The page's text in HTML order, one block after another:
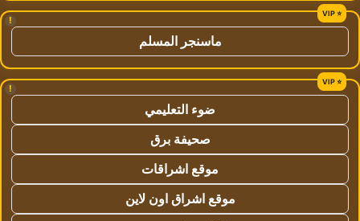
!
ماسنجر المسلم
!
ضوء التعليمي
صحيفة برق
موقع اشراقات
موقع اشراق اون لاين